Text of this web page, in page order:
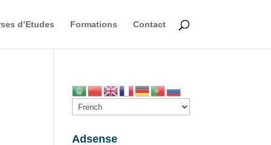
d’Etudes Formations Contact
Adsense